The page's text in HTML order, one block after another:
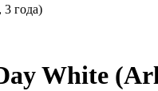
года)
White